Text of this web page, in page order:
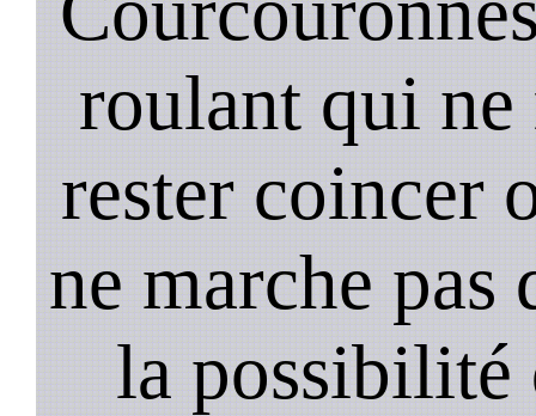
roulant qui ne
rester coincer
ne marche pas
la possibilité